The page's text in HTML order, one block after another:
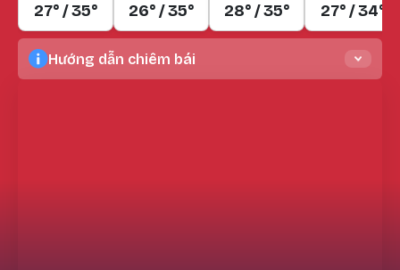
27° / 35° 26° / 35° 28° / 35° 27° / 34°
Hướng dẫn chiêm bái